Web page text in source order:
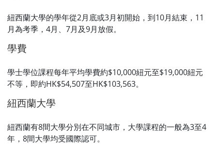
紐西蘭大學的學年從2月底或3月初開始，到10月結束，11
月為考季，4月、7月及9月放假。
學費
學士學位課程每年平均學費約$10,000紐元至$19,000紐元
不等，即約HK$54,507至HK$103,563。
紐西蘭大學
紐西蘭有8間大學分別在不同城市，大學課程的一般為3至4
年，8間大學均受國際認可。